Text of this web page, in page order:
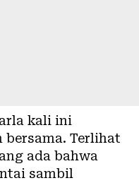
kali ini
bersama. Terlihat
ada bahwa
sambil